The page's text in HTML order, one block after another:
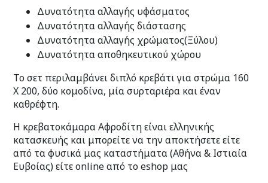
Δυνατότητα αλλαγής υφάσματος
Δυνατότητα αλλαγής διάστασης
Δυνατότητα αλλαγής χρώματος(Ξύλου)
Δυνατότητα αποθηκευτικού χώρου
Το σετ περιλαμβάνει διπλό κρεβάτι για στρώμα 160
Χ 200, δύο κομοδίνα, μία συρταριέρα και έναν
καθρέφτη.
Η κρεβατοκάμαρα Αφροδίτη είναι ελληνικής
κατασκευής και μπορείτε να την αποκτήσετε είτε
από τα φυσικά μας καταστήματα (Αθήνα & Ιστιαία
Ευβοίας) είτε online από το eshop μας